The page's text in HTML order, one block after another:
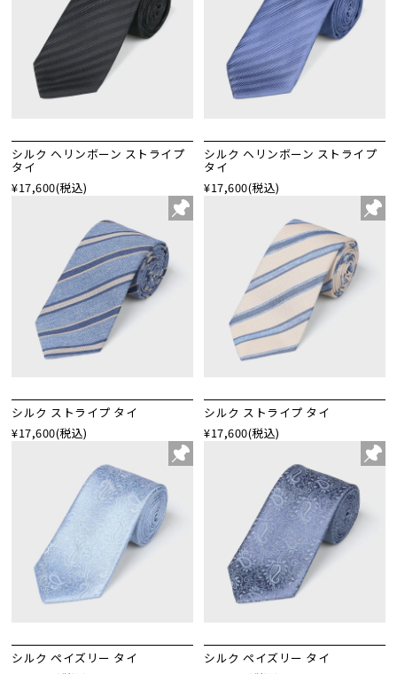
シルク ヘリンボーン ストライプ
タイ
¥17,600(税込)
シルク ヘリンボーン ストライプ
タイ
¥17,600(税込)
シルク ストライプ タイ
¥17,600(税込)
シルク ストライプ タイ
¥17,600(税込)
シルク ペイズリー タイ
シルク ペイズリー タイ